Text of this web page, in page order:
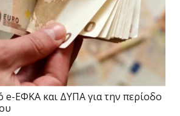
e-ΕΦΚΑ και ΔΥΠΑ για την περίοδο